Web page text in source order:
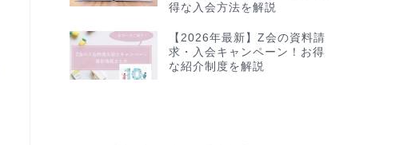
得な入会方法を解説
【2026年最新】Z会の資料請
求・入会キャンペーン！お得
な紹介制度を解説